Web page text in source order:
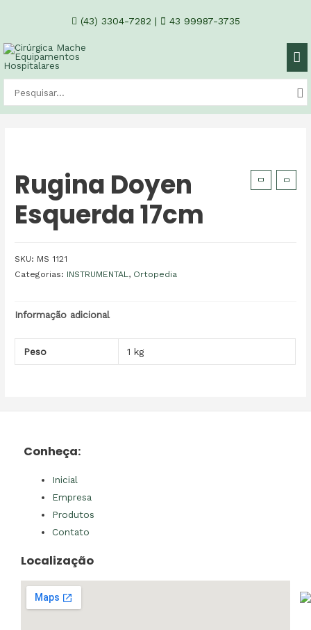
(43) 3304-7282 | 43 99987-3735
Rugina Doyen
Esquerda 17cm
SKU: MS 1121
Categorias: INSTRUMENTAL, Ortopedia
Informação adicional
Peso 1 kg
Conheça:
Inicial
Empresa
Produtos
Contato
Localização